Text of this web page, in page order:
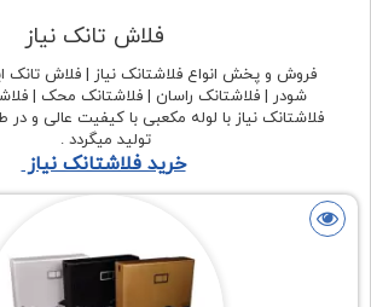
فلاش تانک نیاز
فروش و پخش انواع فلاشتانک نیاز | فلاش تانک
شودر | فلاشتانک راسان | فلاشتانک محک |
فلاشتانک نیاز با لوله مکعبی با کیفیت عالی و
تولید میگردد .
خرید فلاشتانک نیاز